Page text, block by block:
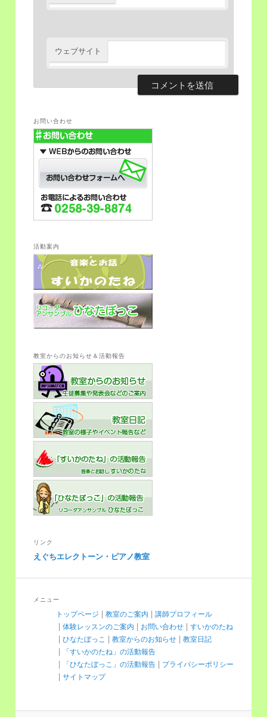
ウェブサイト
お問い合わせ
活動案内
教室からのお知らせ＆活動報告
リンク
えぐちエレクトーン・ピアノ教室
メニュー
トップページ 教室のご案内
講師プロフィール
体験レッスンのご案内
お問い合わせ
すいかのたね
ひなたぼっこ
教室からのお知らせ
教室日記
「すいかのたね」の活動報告
「ひなたぼっこ」の活動報告
プライバシーポリシー
サイトマップ